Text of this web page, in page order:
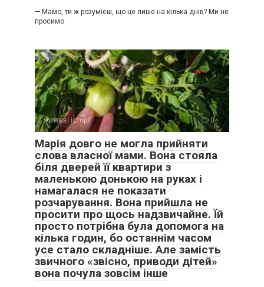
— Мамо, ти ж розумієш, що це лише на кілька днів? Ми не
просимо
життєві історії 0
Марія довго не могла прийняти
слова власної мами. Вона стояла
біля дверей її квартири з
маленькою донькою на руках і
намагалася не показати
розчарування. Вона прийшла не
просити про щось надзвичайне. Їй
просто потрібна була допомога на
кілька годин, бо останнім часом
усе стало складніше. Але замість
звичного «звісно, приводи дітей»
вона почула зовсім інше